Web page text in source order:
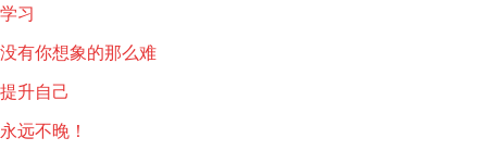
学习
没有你想象的那么难
提升自己
永远不晚！